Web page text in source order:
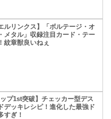
ルリンクス】「ボルテージ・オ
メタル」収録注目カード・テー
紋章獣良いねぇ
ップ1st突破】チェッカー型デス
デッキレシピ！進化した最強ド
すぎ！